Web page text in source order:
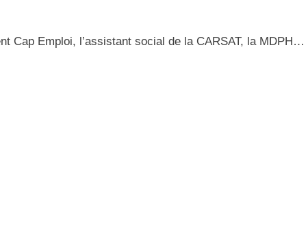
Cap Emploi, l’assistant social de la CARSAT, la MDPH…